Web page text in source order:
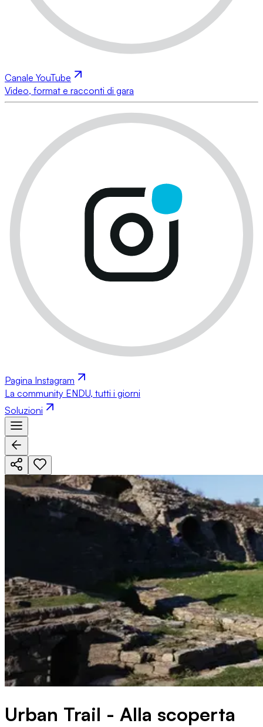
Canale YouTube
Video, format e racconti di gara
Pagina Instagram
La community ENDU, tutti i giorni
Soluzioni
Urban Trail - Alla scoperta